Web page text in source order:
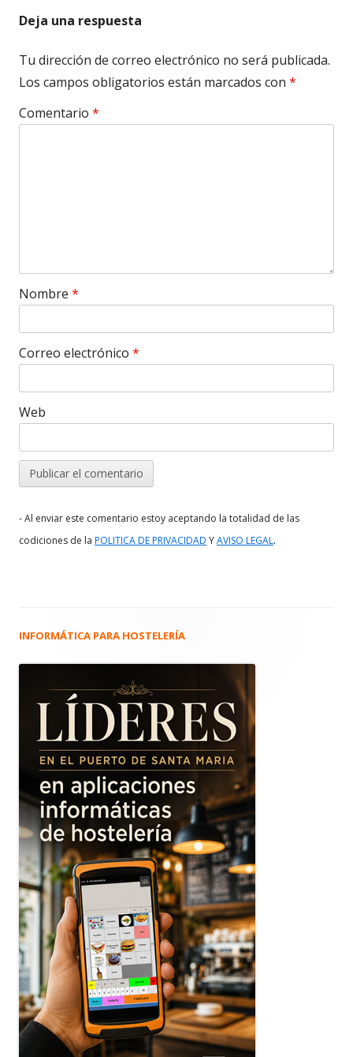
Deja una respuesta
Tu dirección de correo electrónico no será publicada.
Los campos obligatorios están marcados con *
Comentario *
Nombre *
Correo electrónico *
Web
- Al enviar este comentario estoy aceptando la totalidad de las
codiciones de la POLITICA DE PRIVACIDAD YAVISO LEGAL.
Barra
principal
INFORMÁTICA PARA HOSTELERÍA